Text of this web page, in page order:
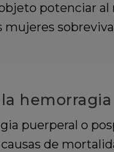
potenciar al
la
puerperal o
de